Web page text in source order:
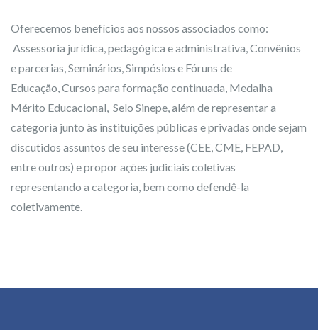
Oferecemos benefícios aos nossos associados como:
Assessoria jurídica, pedagógica e administrativa, Convênios
e parcerias, Seminários, Simpósios e Fóruns de
Educação, Cursos para formação continuada, Medalha
Mérito Educacional, Selo Sinepe, além de representar a
categoria junto às instituições públicas e privadas onde sejam
discutidos assuntos de seu interesse (CEE, CME, FEPAD,
entre outros) e propor ações judiciais coletivas
representando a categoria, bem como defendê-la
coletivamente.